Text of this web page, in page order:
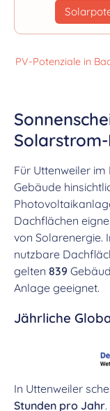
PV-Potenziale in
Für Uttenweiler
Gebäude
Dachflächen
von Solarenergie.
nutzbare
gelten 839
Anlage geeignet.
Jährliche
In Uttenweiler
Stunden pro Jahr